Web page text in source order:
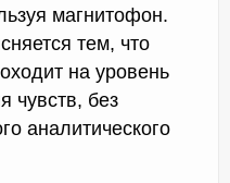
магнитофон.
тем, что
на уровень
чувств, без
аналитического